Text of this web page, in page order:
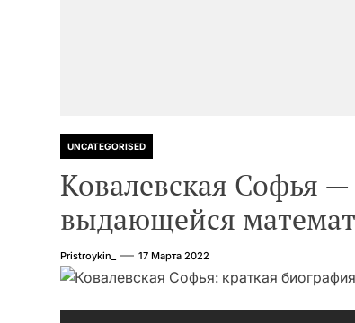
UNCATEGORISED
Ковалевская Софья
выдающейся
Pristroykin_ 17 Марта 2022